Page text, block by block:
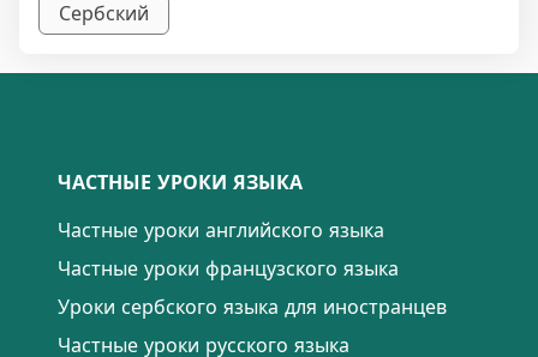
Сербский
ЧАСТНЫЕ УРОКИ ЯЗЫКА
Частные уроки английского языка
Частные уроки французского языка
Уроки сербского языка для иностранцев
Частные уроки русского языка